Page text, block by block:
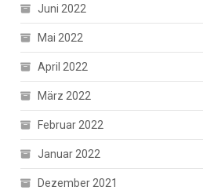
Juni 2022
Mai 2022
April 2022
März 2022
Februar 2022
Januar 2022
Dezember 2021